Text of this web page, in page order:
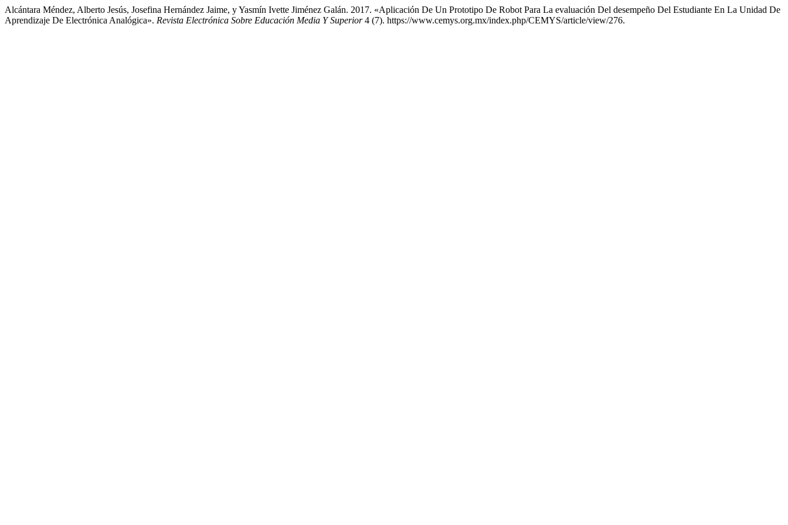
Alcántara Méndez, Alberto Jesús, Josefina Hernández Jaime, y Yasmín Ivette Jiménez Galán. 2017. «Aplicación De Un Prototipo De Robot Para La evaluación Del desempeño Del Estudiante En La Unidad De
Aprendizaje De Electrónica Analógica». Revista Electrónica Sobre Educación Media Y Superior4 (7). https://www.cemys.org.mx/index.php/CEMYS/article/view/276.